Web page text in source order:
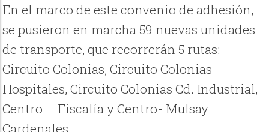
En el marco de este convenio de adhesión,
se pusieron en marcha 59 nuevas unidades
de transporte, que recorrerán 5 rutas:
Circuito Colonias, Circuito Colonias
Hospitales, Circuito Colonias Cd. Industrial,
Centro – Fiscalía y Centro- Mulsay –
Cardenales.